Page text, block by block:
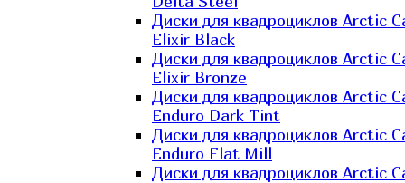
Диски для квадроциклов Arctic
Elixir Black
Диски для квадроциклов Arctic
Elixir Bronze
Диски для квадроциклов Arctic
Enduro Dark Tint
Диски для квадроциклов Arctic
Enduro Flat Mill
Диски для квадроциклов Arctic